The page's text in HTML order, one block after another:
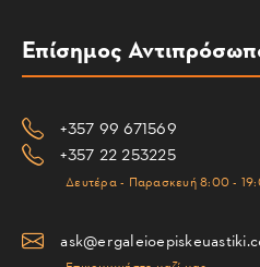
Επίσημος
+357 99 671569
+357 22 253225
Δευτέρα - Παρασκευή 8:00 -